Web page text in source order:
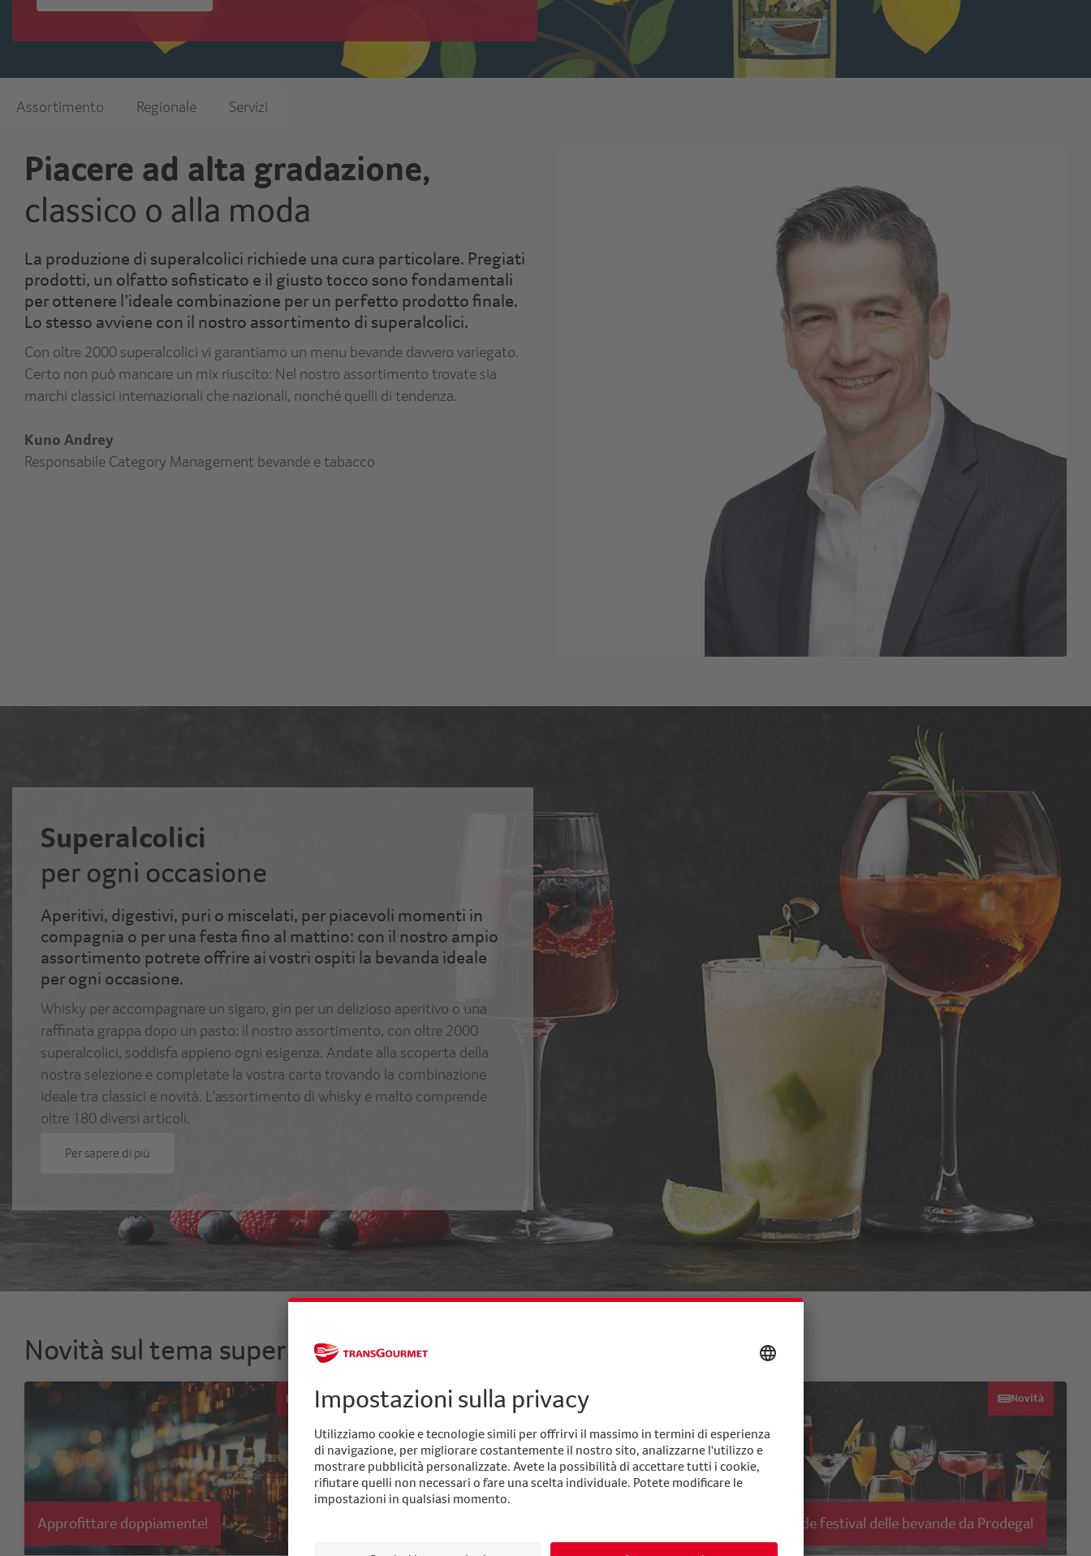
Assortimento Regionale Servizi
Piacere ad alta gradazione,
classico o alla moda
La produzione di superalcolici richiede una cura particolare. Pregiati
prodotti, un olfatto sofisticato e il giusto tocco sono fondamentali
per ottenere l’ideale combinazione per un perfetto prodotto finale.
Lo stesso avviene con il nostro assortimento di superalcolici.
Con oltre 2000 superalcolici vi garantiamo un menu bevande davvero variegato.
Certo non può mancare un mix riuscito: Nel nostro assortimento trovate sia
marchi classici internazionali che nazionali, nonché quelli di tendenza.
Kuno Andrey
Responsabile Category Management bevande e tabacco
Superalcolici
per ogni occasione
Aperitivi, digestivi, puri o miscelati, per piacevoli momenti in
compagnia o per una festa fino al mattino: con il nostro ampio
assortimento potrete offrire ai vostri ospiti la bevanda ideale
per ogni occasione.
Whisky per accompagnare un sigaro, gin per un delizioso aperitivo o una
raffinata grappa dopo un pasto: il nostro assortimento, con oltre 2000
superalcolici, soddisfa appieno ogni esigenza. Andate alla scoperta della
nostra selezione e completate la vostra carta trovando la combinazione
ideale tra classici e novità. L’assortimento di whisky e malto comprende
oltre 180 diversi articoli.
Per sapere di più
Novità sul tema superalcolici
Novità
Approfittare doppiamente!
Novità
Del grande festival delle bevande da Prodega!